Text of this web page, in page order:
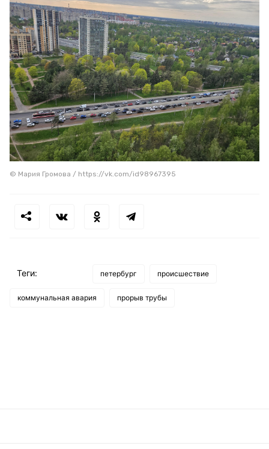
© Мария Громова / https://vk.com/id98967395
Теги: петербург происшествие
коммунальная авария прорыв трубы